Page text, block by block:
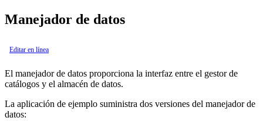
Manejador de datos
Editar en línea
El manejador de datos proporciona la interfaz entre el gestor de
catálogos y el almacén de datos.
La aplicación de ejemplo suministra dos versiones del manejador de
datos: